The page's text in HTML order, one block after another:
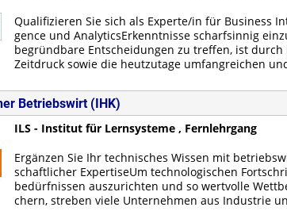
Qua­li­fi­zie­ren Sie sich als Ex­per­te/in für Busi­ness
gence und Ana­ly­ticsEr­kennt­nis­se scharf­sin­nig
be­gründ­ba­re Ent­schei­dun­gen zu tref­fen, ist
Zeit­druck so­wie die heut­zu­ta­ge um­fang­rei­chen
Betriebswirt (IHK)
ILS - Institut für Lernsysteme , Fernlehrgang
Er­gän­zen Sie Ihr tech­ni­sches Wis­sen mit
schaft­li­cher Ex­per­ti­se­Um tech­no­lo­gi­schen
be­dürf­nis­sen aus­zu­rich­ten und so wert­vol­le
chern, stre­ben vie­le Un­ter­neh­men aus In­dus­trie